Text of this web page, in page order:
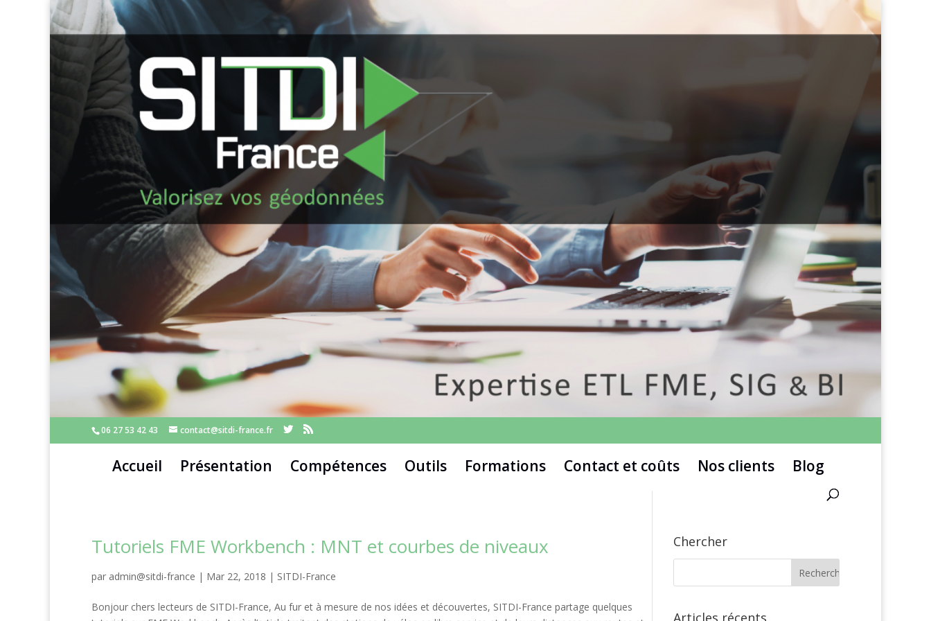
06 27 53 42 43 contact@sitdi-france.fr
Accueil Présentation Compétences Outils Formations Contact et coûts Nos clients Blog
Tutoriels FME Workbench : MNT et courbes de niveaux
par admin@sitdi-france | Mar 22, 2018 | SITDI-France
Bonjour chers lecteurs de SITDI-France, Au fur et à mesure de nos idées et découvertes, SITDI-France partage quelques
Chercher